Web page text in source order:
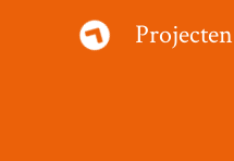
Projecten